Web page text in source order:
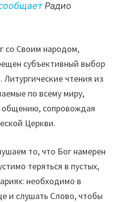
Радио
со Своим народом,
субъективный выбор
чтения из
по всему миру,
общению, сопровождая
Церкви.
то, что Бог намерен
теряться в пустых,
необходимо в
и слушать Слово, чтобы